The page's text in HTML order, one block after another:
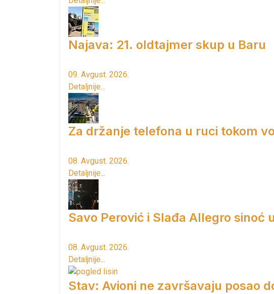
Najava: 21. oldtajmer skup u Baru
09. Avgust. 2026.
Detaljnije...
Za držanje telefona u ruci tokom
08. Avgust. 2026.
Detaljnije...
Savo Perović i Slađa Allegro sinoć
08. Avgust. 2026.
Detaljnije...
Stav: Avioni ne završavaju posao